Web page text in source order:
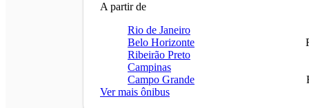
A partir de
Rio de Janeiro
Belo Horizonte
Ribeirão Preto
Campinas
Campo Grande
Ver mais ônibus